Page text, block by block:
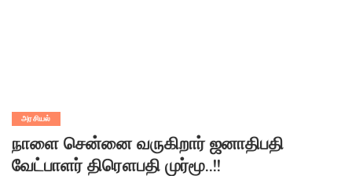
அரசியல்
நாளை சென்னை வருகிறார் ஜனாதிபதி
வேட்பாளர் திரௌபதி முர்மூ..!!